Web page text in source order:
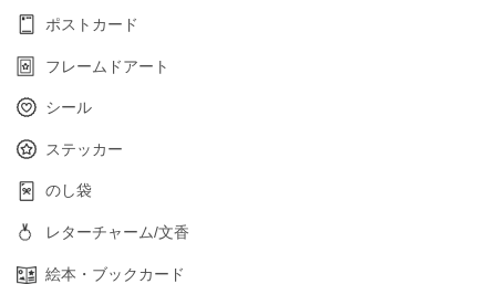
ポストカード
フレームドアート
シール
ステッカー
のし袋
レターチャーム/文香
絵本・ブックカード